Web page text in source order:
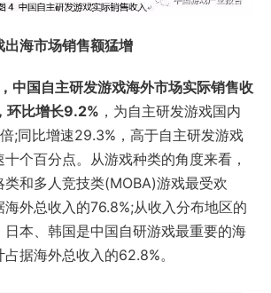
出海市场销售额猛增
中国自主研发游戏海外市场实际销售收
环比增长9.2% ，为自主研发游戏国内
;同比增速29.3%，高于自主研发游戏
个百分点。从游戏种类的角度来看，
和多人竞技类(MOBA)游戏最受欢
外总收入的76.8%;从收入分布地区的
本、韩国是中国自研游戏最重要的海
据海外总收入的62.8%。